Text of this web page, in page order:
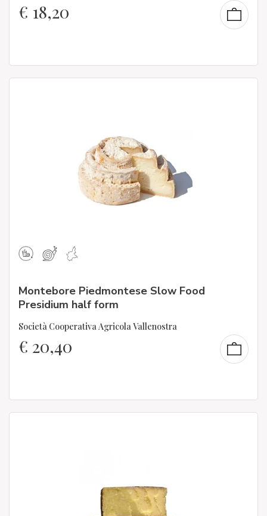
€ 18,20
Montebore Piedmontese Slow Food
Presidium half form
Società Cooperativa Agricola Vallenostra
€ 20,40